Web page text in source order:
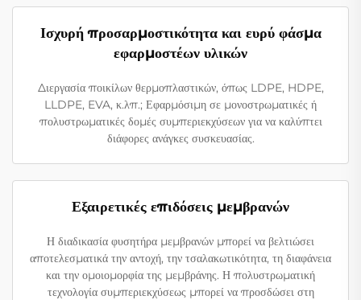
Ισχυρή προσαρμοστικότητα και ευρύ φάσμα
εφαρμοστέων υλικών
Διεργασία ποικίλων θερμοπλαστικών, όπως LDPE, HDPE,
LLDPE, EVA, κ.λπ.; Εφαρμόσιμη σε μονοστρωματικές ή
πολυστρωματικές δομές συμπεριεκχύσεων για να καλύπτει
διάφορες ανάγκες συσκευασίας.
Εξαιρετικές επιδόσεις μεμβρανών
Η διαδικασία φυσητήρα μεμβρανών μπορεί να βελτιώσει
αποτελεσματικά την αντοχή, την τσαλακωτικότητα, τη διαφάνεια
και την ομοιομορφία της μεμβράνης. Η πολυστρωματική
τεχνολογία συμπεριεκχύσεως μπορεί να προσδώσει στη